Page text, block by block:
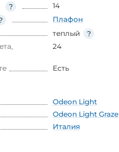
14
Плафон
теплый
24
Есть
Odeon Light
Odeon Light Graze
Италия